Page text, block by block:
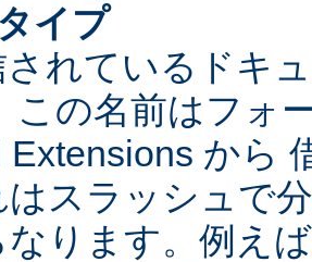
イプ
されているドキ
この名前はフォ
Extensions から
はスラッシュで
なります。例え